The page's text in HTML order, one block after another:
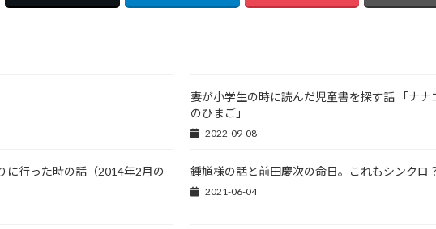
妻が小学生の時に読んだ児童書を探す話 「ナナ
のひまご」
2022-09-08
に行った時の話（2014年2月の
鍾馗様の話と前田慶次の命日。これもシンクロ
2021-06-04